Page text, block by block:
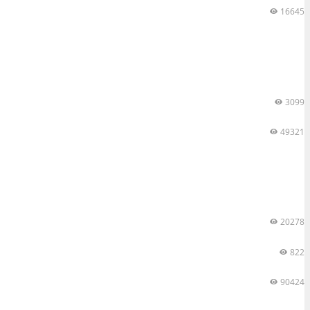
16645
3099
49321
20278
822
90424